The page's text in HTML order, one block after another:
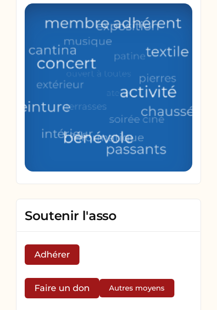
Soutenir l'asso
Adhérer
Faire un don Autres moyens